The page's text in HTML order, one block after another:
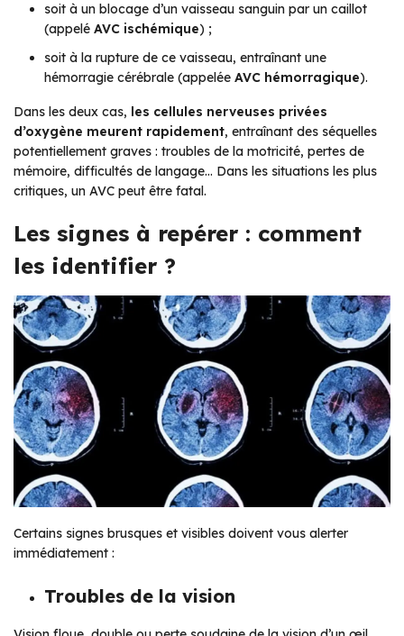
soit à un blocage d’un vaisseau sanguin par un caillot
(appelé AVC ischémique) ;
soit à la rupture de ce vaisseau, entraînant une
hémorragie cérébrale (appelée AVC hémorragique).
Dans les deux cas, les cellules nerveuses privées
d’oxygène meurent rapidement, entraînant des séquelles
potentiellement graves : troubles de la motricité, pertes de
mémoire, difficultés de langage… Dans les situations les plus
critiques, un AVC peut être fatal.
Les signes à repérer : comment
les identifier ?
Certains signes brusques et visibles doivent vous alerter
immédiatement :
Troubles de la vision